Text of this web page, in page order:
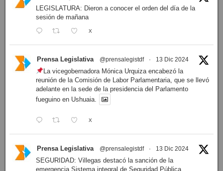
LEGISLATURA: Dieron a conocer el orden del día de la
sesión de mañana
X
Prensa Legislativa @prensalegistdf · 13 Dic 2024
La vicegobernadora Mónica Urquiza encabezó la
reunión de la Comisión de Labor Parlamentaria, que se llevó
adelante en la sede de la presidencia del Parlamento
fueguino en Ushuaia.
X
Prensa Legislativa @prensalegistdf · 13 Dic 2024
SEGURIDAD: Villegas destacó la sanción de la
emergencia Sistema integral de Seguridad Pública